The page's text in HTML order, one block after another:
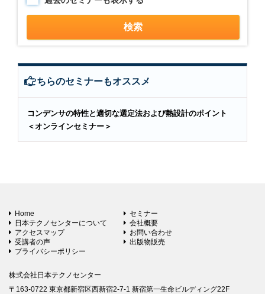
こちらのセミナーもオススメ
コンデンサの特性と適切な選定法および熱設計のポイント
＜オンラインセミナー＞
Home
セミナー
日本テクノセンターについて
会社概要
アクセスマップ
お問い合わせ
受講者の声
出版物販売
プライバシーポリシー
株式会社日本テクノセンター
〒163-0722 東京都新宿区西新宿2-7-1 新宿第一生命ビルディング22F